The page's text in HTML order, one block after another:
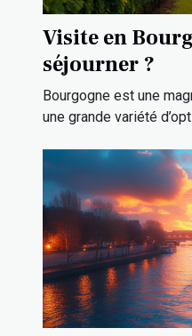
Visite en
séjourner ?
Bourgogne est une
une grande variété